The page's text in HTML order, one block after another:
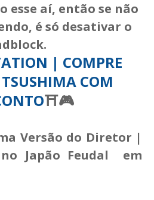
esse aí, então se não
é só desativar o
| COMPRE
COM
⛩️🎮
Versão do Diretor |
Japão Feudal em